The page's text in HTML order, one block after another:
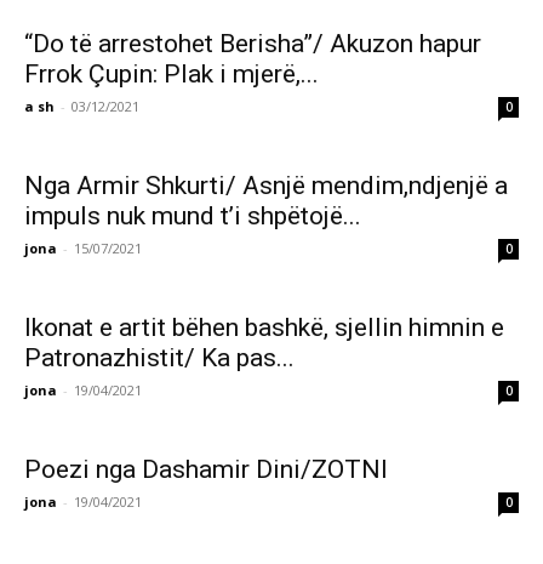
“Do të arrestohet Berisha”/ Akuzon hapur
Frrok Çupin: Plak i mjerë,...
a sh - 03/12/2021 0
Nga Armir Shkurti/ Asnjë mendim,ndjenjë a
impuls nuk mund t’i shpëtojë...
jona - 15/07/2021 0
Ikonat e artit bëhen bashkë, sjellin himnin e
Patronazhistit/ Ka pas...
jona - 19/04/2021 0
Poezi nga Dashamir Dini/ZOTNI
jona - 19/04/2021 0